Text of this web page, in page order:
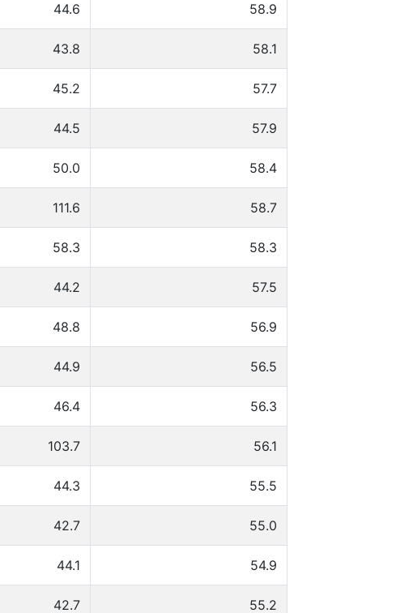
44.6 58.9
43.8 58.1
45.2 57.7
44.5 57.9
50.0 58.4
111.6 58.7
58.3 58.3
44.2 57.5
48.8 56.9
44.9 56.5
46.4 56.3
103.7 56.1
44.3 55.5
42.7 55.0
44.1 54.9
42.7 55.2